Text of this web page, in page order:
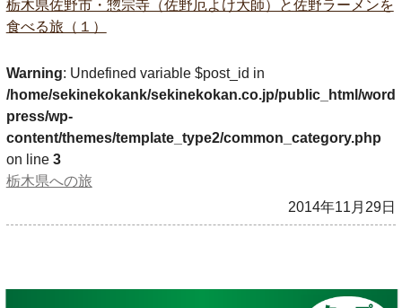
栃木県佐野市・惣宗寺（佐野厄よけ大師）と佐野ラーメンを
食べる旅（１）
Warning: Undefined variable $post_id in
/home/sekinekokank/sekinekokan.co.jp/public_html/word
press/wp-
content/themes/template_type2/common_category.php
on line 3
栃木県への旅
2014年11月29日